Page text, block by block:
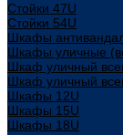
Стойки 47U
Стойки 54U
Шкафы
Шкафы уличные
Шкаф уличный
Шкаф уличный
Шкафы 12U
Шкафы 15U
Шкафы 18U